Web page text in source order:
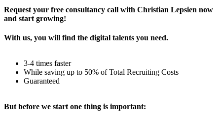
Request your free consultancy call with Christian Lepsien now
and start growing!
With us, you will find the digital talents you need.
3-4 times faster
While saving up to 50% of Total Recruiting Costs
Guaranteed
But before we start one thing is important: